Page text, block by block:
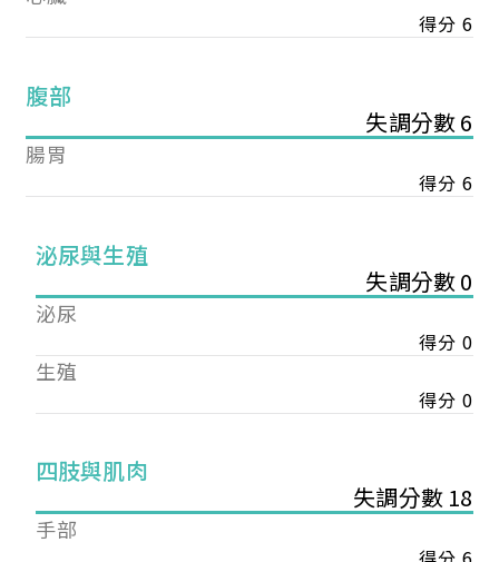
得分 6
腹部
失調分數 6
腸胃
得分 6
泌尿與生殖
失調分數 0
泌尿
得分 0
生殖
得分 0
四肢與肌肉
失調分數 18
手部
您已成功送出會員申請
您好，您的會員申請，已成功送出，經本協會理事
會審核通過後即通知您進行繳費，繳費資訊如下